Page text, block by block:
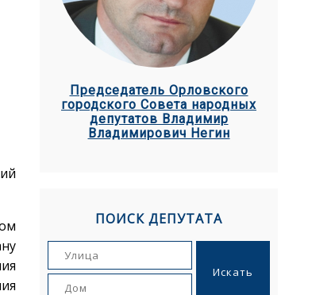
Председатель Орловского
городского Совета народных
депутатов Владимир
Владимирович Негин
ПОИСК ДЕПУТАТА